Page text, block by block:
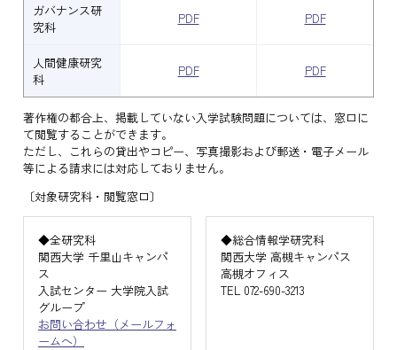
ガバナンス研
究科
PDF PDF
人間健康研究
科
PDF PDF
著作権の都合上、掲載していない入学試験問題については、窓口に
て閲覧することができます。
ただし、これらの貸出やコピー、写真撮影および郵送・電子メール
等による請求には対応しておりません。
〔対象研究科・閲覧窓口〕
◆全研究科
関西大学 千里山キャンパ
ス
入試センター 大学院入試
グループ
お問い合わせ（メールフォ
ームへ）
◆総合情報学研究科
関西大学 高槻キャンパス
高槻オフィス
TEL 072-690-3213